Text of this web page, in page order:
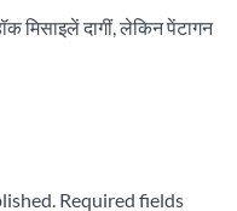
मिसाइलें दागीं, लेकिन पेंटागन
Required fields